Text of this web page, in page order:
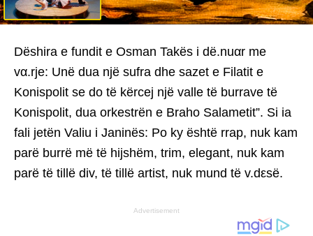
Dëshira e fundit e Osman Takës i dë.nuαr me
vα.rje: Unë dua një sufra dhe sazet e Filatit e
Konispolit se do të kërcej një valle të burrave të
Konispolit, dua orkestrën e Braho Salametit”. Si ia
fali jetën Valiu i Janinës: Po ky është rrap, nuk kam
parë burrë më të hijshëm, trim, elegant, nuk kam
parë të tillë div, të tillë artist, nuk mund të v.dεsë.
Advertisement